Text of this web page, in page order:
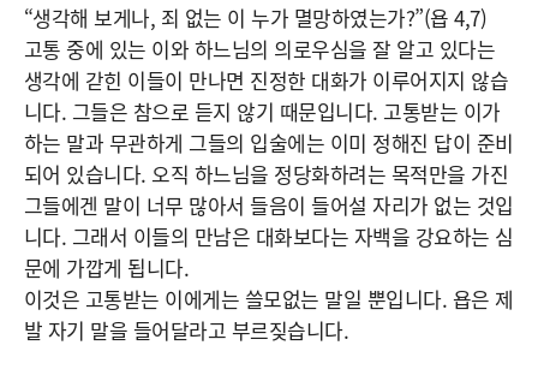
“생각해 보게나, 죄 없는 이 누가 멸망하였는가?”(욥 4,7)
고통 중에 있는 이와 하느님의 의로우심을 잘 알고 있다는
생각에 갇힌 이들이 만나면 진정한 대화가 이루어지지 않습
니다. 그들은 참으로 듣지 않기 때문입니다. 고통받는 이가
하는 말과 무관하게 그들의 입술에는 이미 정해진 답이 준비
되어 있습니다. 오직 하느님을 정당화하려는 목적만을 가진
그들에겐 말이 너무 많아서 들음이 들어설 자리가 없는 것입
니다. 그래서 이들의 만남은 대화보다는 자백을 강요하는 심
문에 가깝게 됩니다.
이것은 고통받는 이에게는 쓸모없는 말일 뿐입니다. 욥은 제
발 자기 말을 들어달라고 부르짖습니다.